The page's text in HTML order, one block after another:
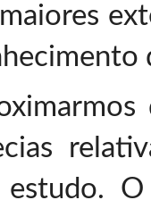
estudo.